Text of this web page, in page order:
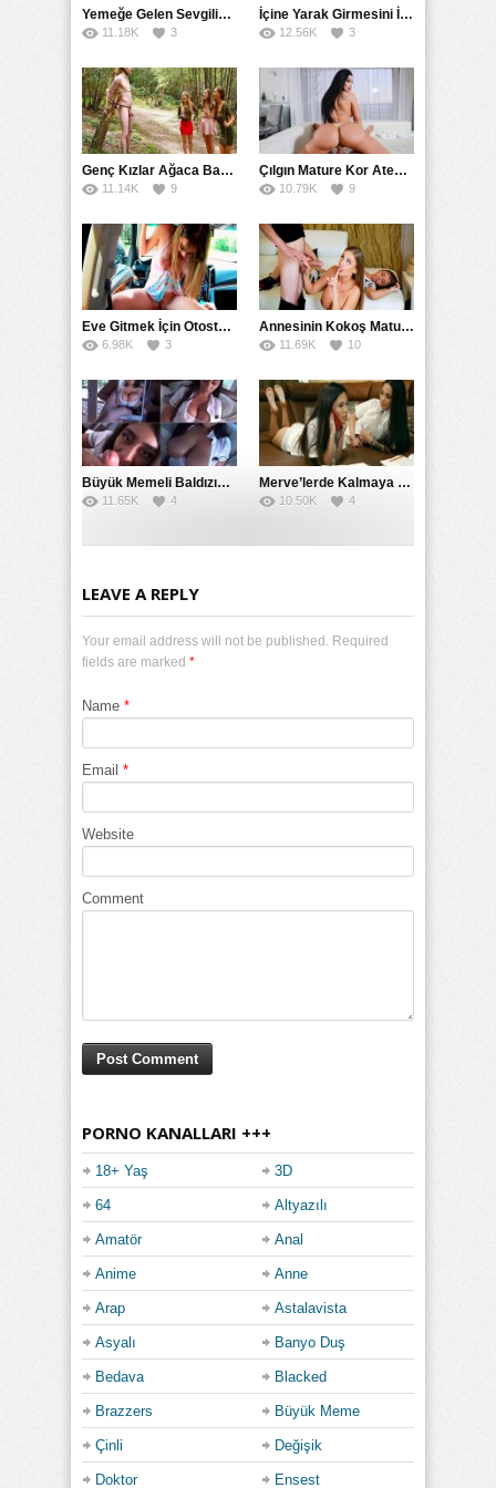
Yemeğe Gelen Sevgilisinin Arkadaşına Yarak Yedirdi
11.18K 3
İçine Yarak Girmesini İsteyince Kuzeninin Penisini Kullandı
12.56K 3
Genç Kızlar Ağaca Bağlayarak Tecavüz Etmek İstediler
11.14K 9
Çılgın Mature Kor Ateşiyle Misafirini Yakıp Eritti
10.79K 9
Eve Gitmek İçin Otostop Çeken Üniversiteli Bedelini Ödedi
6.98K 3
Annesinin Kokoş Mature Arkadaşı Tarafından Saksoya Uğradı
11.69K 10
Büyük Memeli Baldızının Takipçilerinin Çoğalması İçin Yardım Etti
11.65K 4
Merve’lerde Kalmaya Gelen Liseli Kız Fanteziyi Dibine Verdirdi
10.50K 4
LEAVE A REPLY
Your email address will not be published. Required
fields are marked *
Name *
Email *
Website
Comment
PORNO KANALLARI +++
18+ Yaş 3D
64 Altyazılı
Amatör Anal
Anime Anne
Arap Astalavista
Asyalı Banyo Duş
Bedava Blacked
Brazzers Büyük Meme
Çinli Değişik
Doktor Ensest